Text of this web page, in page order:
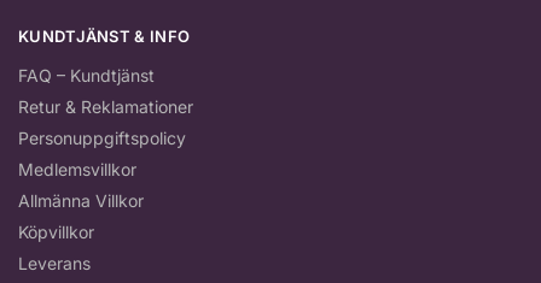
KUNDTJÄNST & INFO
FAQ – Kundtjänst
Retur & Reklamationer
Personuppgiftspolicy
Medlemsvillkor
Allmänna Villkor
Köpvillkor
Leverans